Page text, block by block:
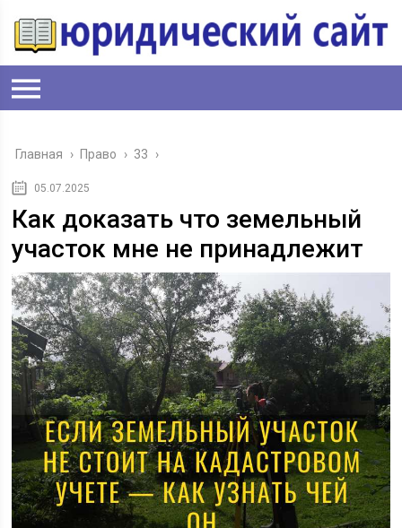
Главная › Право › 33 ›
05.07.2025
Как доказать что земельный
участок мне не принадлежит